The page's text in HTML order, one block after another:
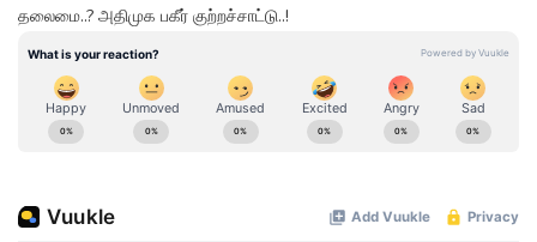
தலைமை..? அதிமுக பகீர் குற்றச்சாட்டு..!